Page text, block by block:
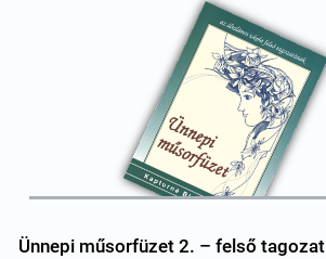
Ünnepi műsorfüzet 2. – felső tagozat